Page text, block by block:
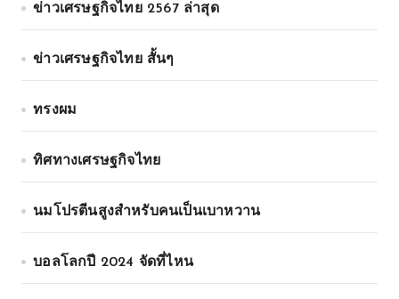
ข่าวเศรษฐกิจไทย 2567 ล่าสุด
ข่าวเศรษฐกิจไทย สั้นๆ
ทรงผม
ทิศทางเศรษฐกิจไทย
นมโปรตีนสูงสำหรับคนเป็นเบาหวาน
บอลโลกปี 2024 จัดที่ไหน